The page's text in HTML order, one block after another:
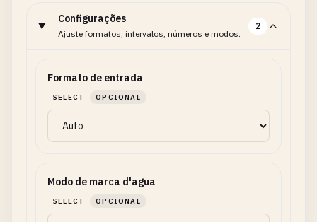
Configurações
Ajuste formatos, intervalos, números e modos.
2
Formato de entrada
SELECT OPCIONAL
Modo de marca d'agua
SELECT OPCIONAL